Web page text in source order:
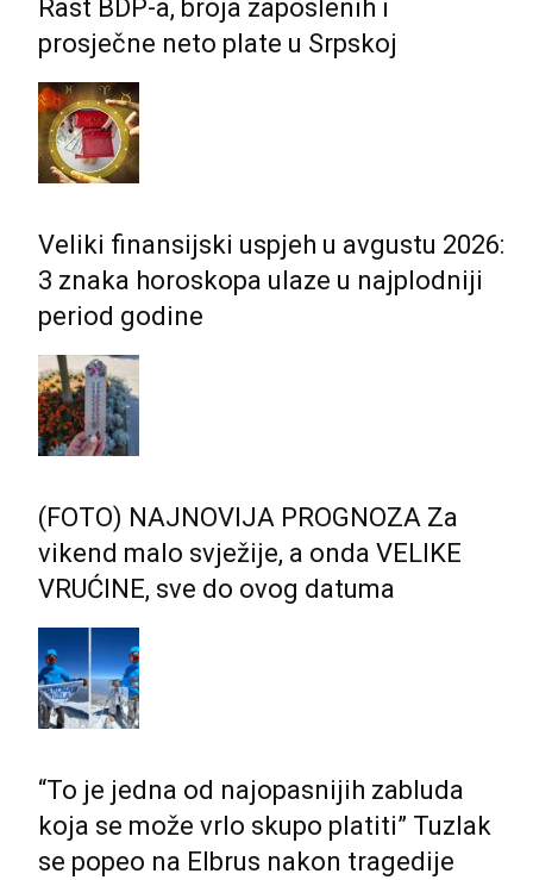
Rast BDP-a, broja zaposlenih i
prosječne neto plate u Srpskoj
Veliki finansijski uspjeh u avgustu 2026:
3 znaka horoskopa ulaze u najplodniji
period godine
(FOTO) NAJNOVIJA PROGNOZA Za
vikend malo svježije, a onda VELIKE
VRUĆINE, sve do ovog datuma
“To je jedna od najopasnijih zabluda
koja se može vrlo skupo platiti” Tuzlak
se popeo na Elbrus nakon tragedije